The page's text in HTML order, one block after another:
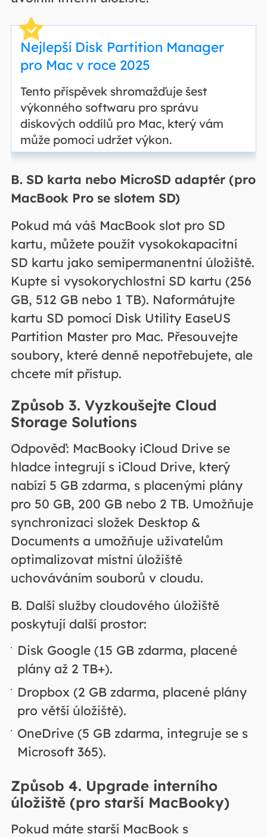
Nejlepší Disk Partition Manager
pro Mac v roce 2025
Tento příspěvek shromažďuje šest
výkonného softwaru pro správu
diskových oddílů pro Mac, který vám
může pomoci udržet výkon.
B. SD karta nebo MicroSD adaptér (pro
MacBook Pro se slotem SD)
Pokud má váš MacBook slot pro SD
kartu, můžete použít vysokokapacitní
SD kartu jako semipermanentní úložiště.
Kupte si vysokorychlostní SD kartu (256
GB, 512 GB nebo 1 TB). Naformátujte
kartu SD pomocí Disk Utility EaseUS
Partition Master pro Mac. Přesouvejte
soubory, které denně nepotřebujete, ale
chcete mít přístup.
Způsob 3. Vyzkoušejte Cloud
Storage Solutions
Odpověď: MacBooky iCloud Drive se
hladce integrují s iCloud Drive, který
nabízí 5 GB zdarma, s placenými plány
pro 50 GB, 200 GB nebo 2 TB. Umožňuje
synchronizaci složek Desktop &
Documents a umožňuje uživatelům
optimalizovat místní úložiště
uchováváním souborů v cloudu.
B. Další služby cloudového úložiště
poskytují další prostor:
Disk Google (15 GB zdarma, placené
plány až 2 TB+).
Dropbox (2 GB zdarma, placené plány
pro větší úložiště).
OneDrive (5 GB zdarma, integruje se s
Microsoft 365).
Způsob 4. Upgrade interního
úložiště (pro starší MacBooky)
Pokud máte starší MacBook s